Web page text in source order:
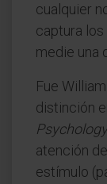
cualquier
captura
medie una
Fue
distinción
Psychology
atención
estímulo